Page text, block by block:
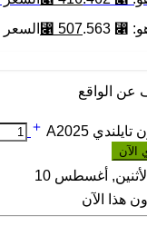
563.
⃁ 507 السعر
عن الواقع
الآن
الأثنين, أغسطس 10
هذا الآن